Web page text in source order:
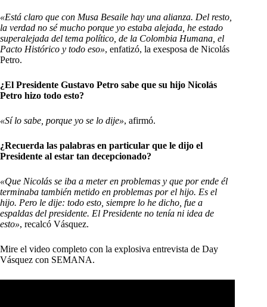
«Está claro que con Musa Besaile hay una alianza. Del resto,
la verdad no sé mucho porque yo estaba alejada, he estado
superalejada del tema político, de la Colombia Humana, el
Pacto Histórico y todo eso», enfatizó, la exesposa de Nicolás
Petro.
¿El Presidente Gustavo Petro sabe que su hijo Nicolás
Petro hizo todo esto?
«Sí lo sabe, porque yo se lo dije», afirmó.
¿Recuerda las palabras en particular que le dijo el
Presidente al estar tan decepcionado?
«Que Nicolás se iba a meter en problemas y que por ende él
terminaba también metido en problemas por el hijo. Es el
hijo. Pero le dije: todo esto, siempre lo he dicho, fue a
espaldas del presidente. El Presidente no tenía ni idea de
esto», recalcó Vásquez.
Mire el video completo con la explosiva entrevista de Day
Vásquez con SEMANA.